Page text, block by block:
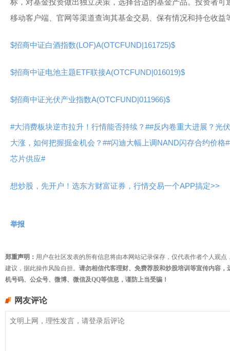
标，对基金投资做出独立决策，选择合适的基金产品。投资者
移动客户端、官网等渠道查询其基金交易、保有情况和持仓收益
$招商中证白酒指数(LOF)A(OTCFUND|161725)$
$招商中证电池主题ETF联接A(OTCFUND|016019)$
$招商中证光伏产业指数A(OTCFUND|011966)$
#大消费板块逆市拉升！行情能否持续？##反内卷重大进展？光
大涨，如何把握掘金机会？##闪迪大幅上调NAND闪存合约价格#
芯片供应#
想炒股，先开户！选东方财富证券，行情交易一个APP搞定>>
举报
郑重声明： 用户在社区发表的所有信息将由本网站记录保存，仅代表作者个人观
建议，据此操作风险自担。 请勿相信代客理财、免费荐股和炒股培训等宣传内容
机号码、公众号、微博、微信及QQ等信息，谨防上当受骗！
网友评论